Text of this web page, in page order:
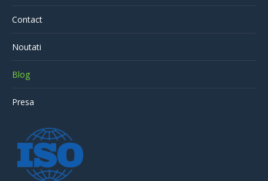
Contact
Noutati
Blog
Presa